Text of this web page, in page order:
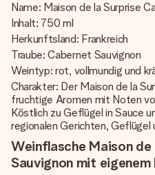
Name: Maison de la Surprise
Inhalt: 750 ml
Herkunftsland: Frankreich
Traube: Cabernet Sauvignon
Weintyp: rot, vollmundig und
Charakter: Der Maison de la
fruchtige Aromen mit Noten
Köstlich zu Geflügel in Sauce
regionalen Gerichten, Geflügel
Weinflasche Maison
Sauvignon mit